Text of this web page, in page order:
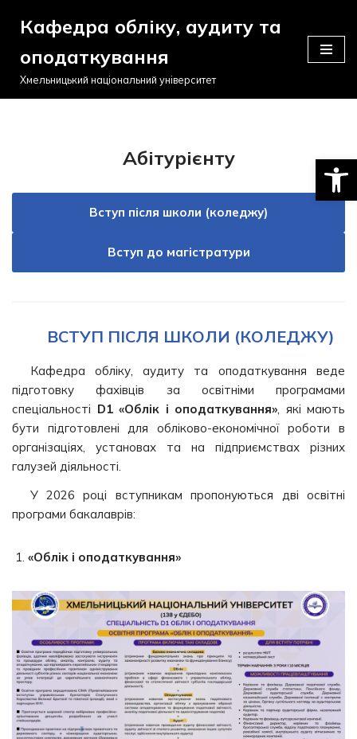
Перейти
до
вмісту
Кафедра обліку, аудиту та
оподаткування
Хмельницький національний університет
Абітурієнту
Вступ після школи (коледжу)
Вступ до магістратури
ВСТУП ПІСЛЯ ШКОЛИ (КОЛЕДЖУ)
Кафедра обліку, аудиту та оподаткування веде
підготовку фахівців за освітніми програмами
спеціальності D1 «Облік і оподаткування», які мають
бути підготовлені для обліково-економічної роботи в
організаціях, установах та на підприємствах різних
галузей діяльності.
У 2026 році вступникам пропонуються дві освітні
програми бакалаврів:
«Облік і оподаткування»